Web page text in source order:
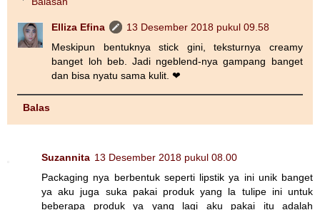
Elliza Efina
13 Desember 2018 pukul 09.58
Meskipun bentuknya stick gini, teksturnya creamy
banget loh beb. Jadi ngeblend-nya gampang banget
dan bisa nyatu sama kulit. ❤
Balas
Suzannita 13 Desember 2018 pukul 08.00
Packaging nya berbentuk seperti lipstik ya ini unik banget
ya aku juga suka pakai produk yang la tulipe ini untuk
beberapa produk ya yang lagi aku pakai itu adalah